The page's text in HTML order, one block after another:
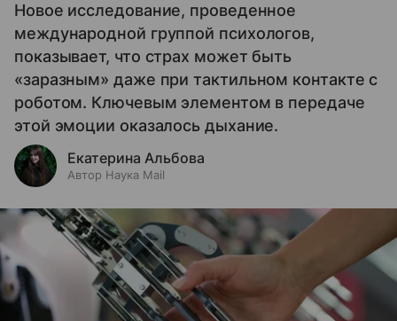
Новое исследование, проведенное
международной группой психологов,
показывает, что страх может быть
«заразным» даже при тактильном контакте с
роботом. Ключевым элементом в передаче
этой эмоции оказалось дыхание.
Екатерина Альбова
Автор Наука Mail